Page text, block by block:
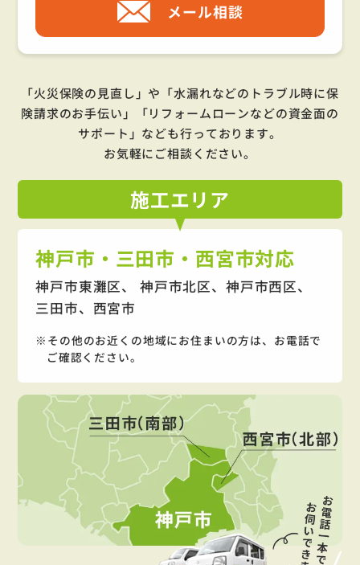
メール相談
「火災保険の見直し」や「水漏れなどのトラブル時に保
険請求のお手伝い」「リフォームローンなどの資金面の
サポート」 なども行っております。
お気軽にご相談ください。
施工エリア
神戸市・三田市・西宮市対応
神戸市東灘区、 神戸市北区、神戸市西区、
三田市、西宮市
その他のお近くの地域にお住まいの方は、お電話で
ご確認ください。